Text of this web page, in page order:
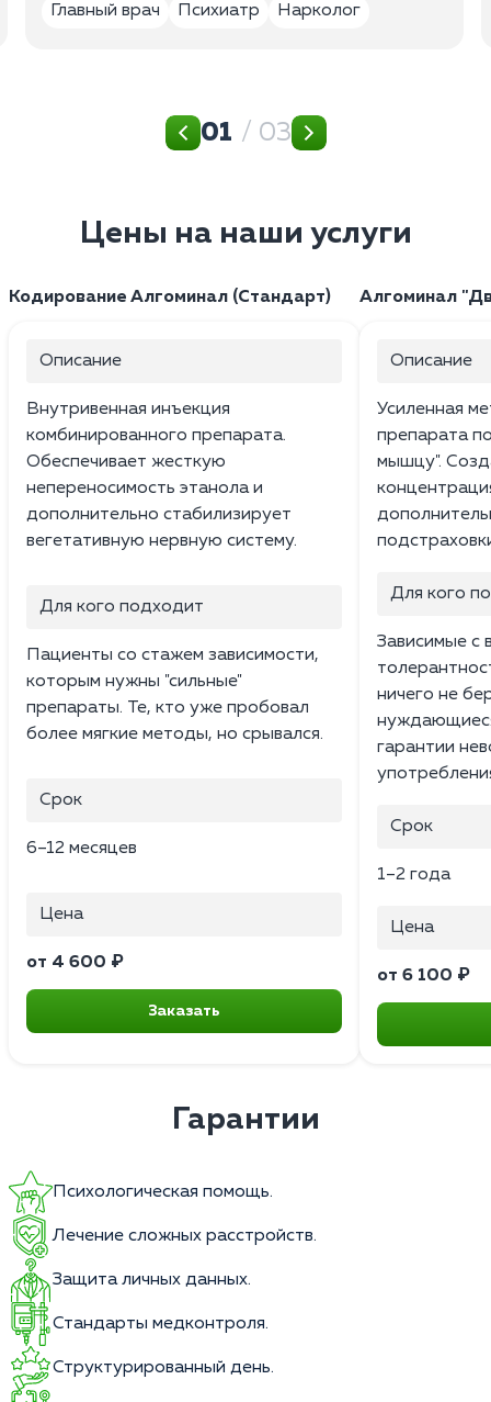
Главный врач
Психиатр Нарколог
01 / 03
Цены на наши услуги
Кодирование Алгоминал (Стандарт)
Описание
Внутривенная инъекция
комбинированного препарата.
Обеспечивает жесткую
непереносимость этанола и
дополнительно стабилизирует
вегетативную нервную систему.
Для кого подходит
Пациенты со стажем зависимости,
которым нужны "сильные"
препараты. Те, кто уже пробовал
более мягкие методы, но срывался.
Срок
6–12 месяцев
Цена
от 4 600 ₽
Заказать
Алгоминал
Описание
Усиленная
препарата
мышцу".
Для кого
Зависимые с
ничего не
гарантии
Срок
1–2 года
Цена
от 6 100 ₽
Гарантии
Психологическая помощь.
Лечение сложных расстройств.
Защита личных данных.
Стандарты медконтроля.
Структурированный день.